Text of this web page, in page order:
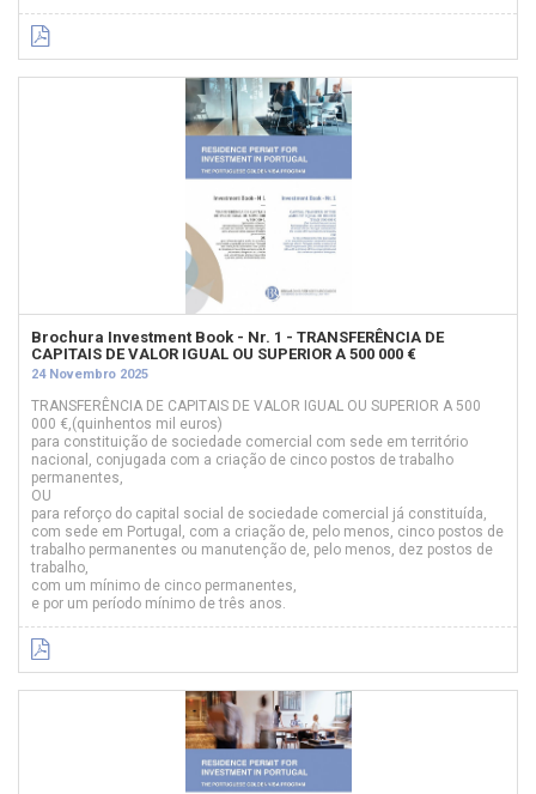
Brochura Investment Book - Nr. 1 - TRANSFERÊNCIA DE
CAPITAIS DE VALOR IGUAL OU SUPERIOR A 500 000 €
24 Novembro 2025
TRANSFERÊNCIA DE CAPITAIS DE VALOR IGUAL OU SUPERIOR A 500
000 €,(quinhentos mil euros)
para constituição de sociedade comercial com sede em território
nacional, conjugada com a criação de cinco postos de trabalho
permanentes,
OU
para reforço do capital social de sociedade comercial já constituída,
com sede em Portugal, com a criação de, pelo menos, cinco postos de
trabalho permanentes ou manutenção de, pelo menos, dez postos de
trabalho,
com um mínimo de cinco permanentes,
e por um período mínimo de três anos.